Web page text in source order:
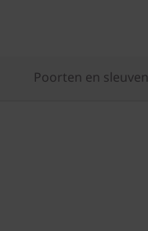
Poorten en sleuven